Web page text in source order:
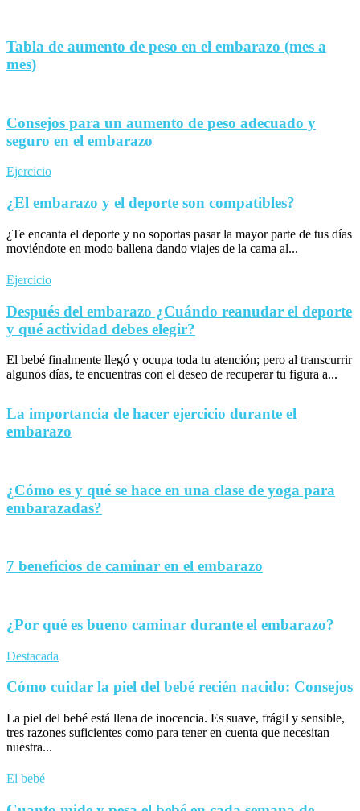
Tabla de aumento de peso en el embarazo (mes a
mes)
Consejos para un aumento de peso adecuado y
seguro en el embarazo
Ejercicio
¿El embarazo y el deporte son compatibles?
¿Te encanta el deporte y no soportas pasar la mayor parte de tus días
moviéndote en modo ballena dando viajes de la cama al...
Ejercicio
Después del embarazo ¿Cuándo reanudar el deporte
y qué actividad debes elegir?
El bebé finalmente llegó y ocupa toda tu atención; pero al transcurrir
algunos días, te encuentras con el deseo de recuperar tu figura a...
La importancia de hacer ejercicio durante el
embarazo
¿Cómo es y qué se hace en una clase de yoga para
embarazadas?
7 beneficios de caminar en el embarazo
¿Por qué es bueno caminar durante el embarazo?
Destacada
Cómo cuidar la piel del bebé recién nacido: Consejos
La piel del bebé está llena de inocencia. Es suave, frágil y sensible,
tres razones suficientes como para tener en cuenta que necesitan
nuestra...
El bebé